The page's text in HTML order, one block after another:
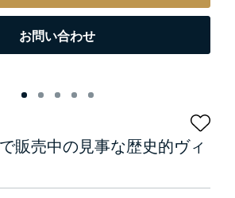
お問い合わせ
販売中の見事な歴史的ヴィ